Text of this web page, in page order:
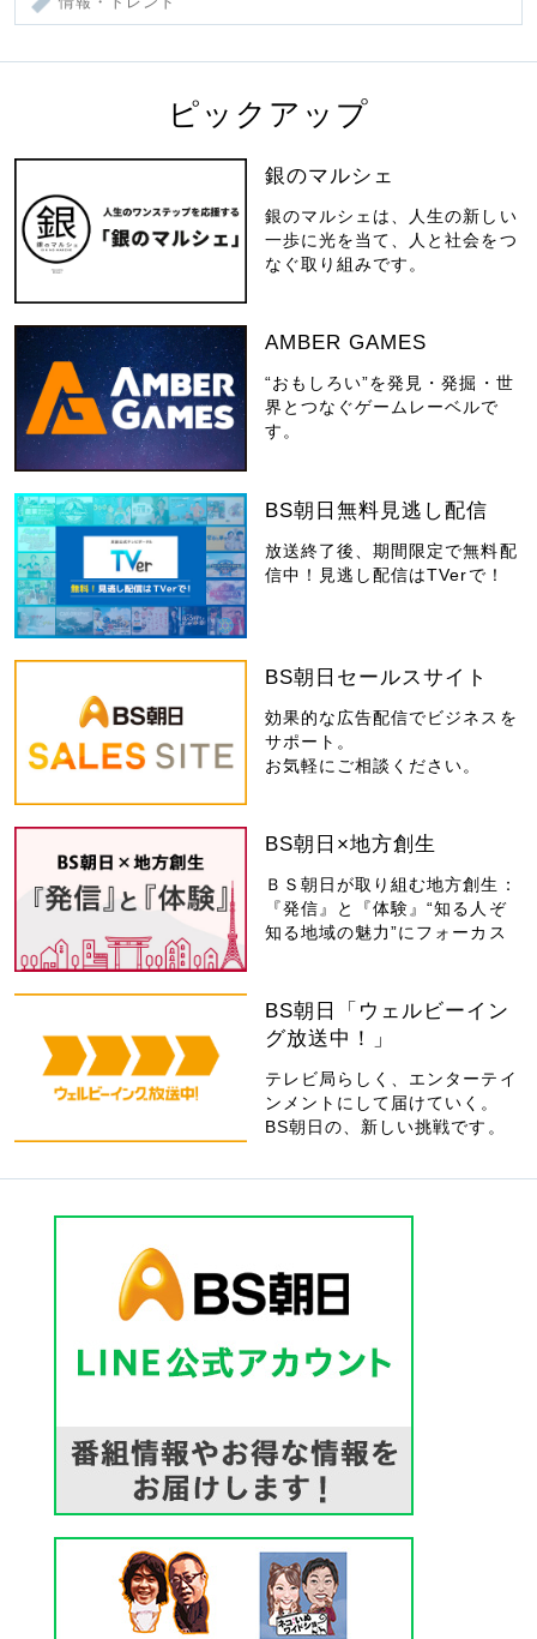
ピックアップ
銀のマルシェ
銀のマルシェは、人生の新しい
一歩に光を当て、人と社会をつ
なぐ取り組みです。
AMBER GAMES
“おもしろい”を発見・発掘・世
界とつなぐゲームレーベルで
す。
BS朝日無料見逃し配信
放送終了後、期間限定で無料配
信中！見逃し配信はTVerで！
BS朝日セールスサイト
効果的な広告配信でビジネスを
サポート。
お気軽にご相談ください。
BS朝日×地方創生
ＢＳ朝日が取り組む地方創生：
『発信』と『体験』“知る人ぞ
知る地域の魅力”にフォーカス
BS朝日「ウェルビーイン
グ放送中！」
テレビ局らしく、エンターテイ
ンメントにして届けていく。
BS朝日の、新しい挑戦です。